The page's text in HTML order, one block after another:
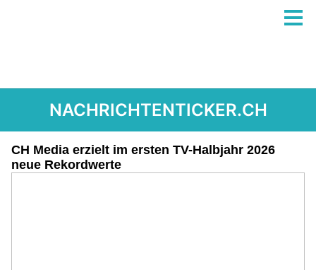
NACHRICHTENTICKER.CH
CH Media erzielt im ersten TV-Halbjahr 2026
neue Rekordwerte